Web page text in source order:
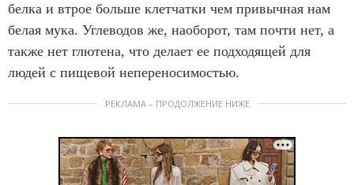
белка и втрое больше клетчатки чем привычная нам
белая мука. Углеводов же, наоборот, там почти нет, а
также нет глютена, что делает ее подходящей для
людей с пищевой непереносимостью.
РЕКЛАМА – ПРОДОЛЖЕНИЕ НИЖЕ